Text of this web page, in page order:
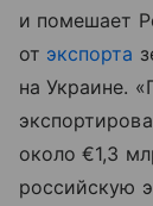
и помешает
от экспорта
на Украине.
около €1,3
российскую